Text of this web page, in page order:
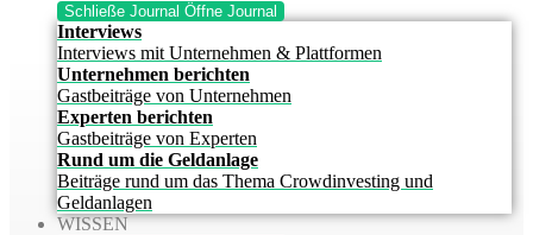
Schließe Journal Öffne Journal
Interviews
Interviews mit Unternehmen & Plattformen
Unternehmen berichten
Gastbeiträge von Unternehmen
Experten berichten
Gastbeiträge von Experten
Rund um die Geldanlage
Beiträge rund um das Thema Crowdinvesting und
Geldanlagen
WISSEN